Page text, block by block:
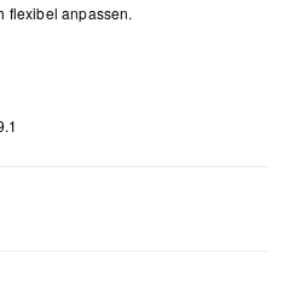
flexibel anpassen.